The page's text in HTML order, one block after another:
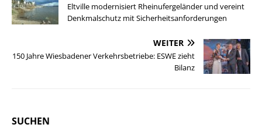
Eltville modernisiert Rheinufergeländer und vereint
Denkmalschutz mit Sicherheitsanforderungen
WEITER
150 Jahre Wiesbadener Verkehrsbetriebe: ESWE zieht
Bilanz
SUCHEN